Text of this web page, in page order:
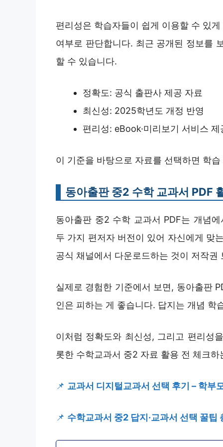
편리성은 학습자들이 쉽게 이용할 수 있
여부로 판단합니다. 최근 공개된 정보를
할 수 있습니다.
정확도: 공식 출판사 제공 자료
최신성: 2025학년도 개정 반영
편리성: eBook·미리보기 서비스 제
이 기준을 바탕으로 자료를 선택하면 학
동아출판 중2 수학 교과서 PDF
동아출판 중2 수학 교과서 PDF는 개념
두 가지 편저자 버전이 있어 자신에게 맞
공식 채널에서 다운로드하는 것이 저작권
실제로 경험한 기준에서 보면, 동아출판
인은 피하는 게 좋습니다. 답지는 개념 학
이처럼 정확도와 최신성, 그리고 편리성
롯한 수학교과서 중2 자료 활용 전 체크
📌 교과서 디지털교과서 선택 후기 – 학부
📌 수학교과서 중2 답지·교과서 선택 꿀팁